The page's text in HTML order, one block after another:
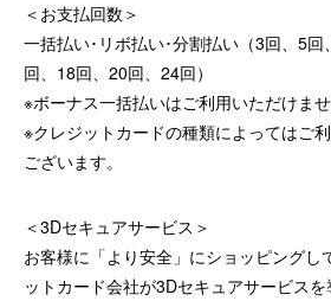
＜お支払回数＞
一括払い･リボ払い･分割払い（3回、5
回、18回、20回、24回）
※ボーナス一括払いはご利用いただけませ
※クレジットカードの種類によってはご
ございます。
＜3Dセキュアサービス＞
お客様に「より安全」にショッピングし
ットカード会社が3Dセキュアサービス